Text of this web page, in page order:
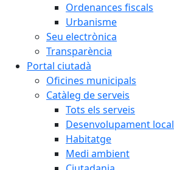
Ordenances fiscals
Urbanisme
Seu electrònica
Transparència
Portal ciutadà
Oficines municipals
Catàleg de serveis
Tots els serveis
Desenvolupament local
Habitatge
Medi ambient